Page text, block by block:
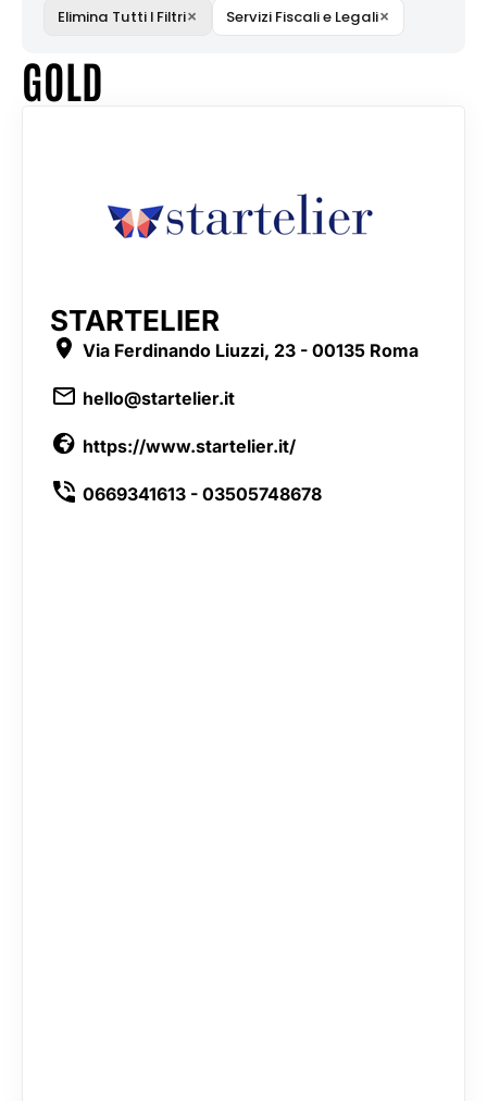
Elimina Tutti I Filtri× Servizi Fiscali e Legali×
GOLD
STARTELIER
Via Ferdinando Liuzzi, 23 - 00135 Roma
hello@startelier.it
https://www.startelier.it/
0669341613 - 03505748678